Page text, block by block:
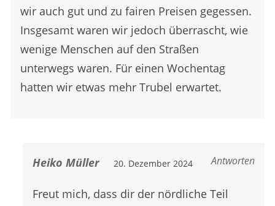
wir auch gut und zu fairen Preisen gegessen.
Insgesamt waren wir jedoch überrascht, wie
wenige Menschen auf den Straßen
unterwegs waren. Für einen Wochentag
hatten wir etwas mehr Trubel erwartet.
Heiko Müller 20. Dezember 2024 Antworten
Freut mich, dass dir der nördliche Teil